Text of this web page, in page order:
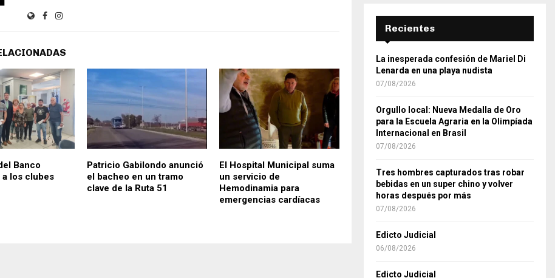
Banco
los clubes
Patricio Gabilondo anunció
el bacheo en un tramo
clave de la Ruta 51
El Hospital Municipal suma
un servicio de
Hemodinamia para
emergencias cardíacas
Recientes
La inesperada confesión de Mariel Di
Lenarda en una playa nudista
07/08/2026
Orgullo local: Nueva Medalla de Oro
para la Escuela Agraria en la Olimpíada
Internacional en Brasil
07/08/2026
Tres hombres capturados tras robar
bebidas en un super chino y volver
horas después por más
07/08/2026
Edicto Judicial
06/08/2026
Edicto Judicial